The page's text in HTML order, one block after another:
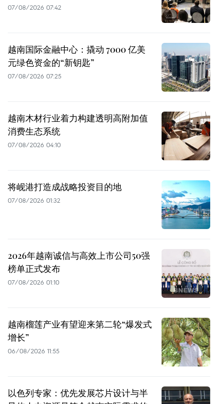
07/08/2026 07:42
越南国际金融中心：撬动 7000 亿美
元绿色资金的“新钥匙”
07/08/2026 07:25
越南木材行业着力构建透明高附加值
消费生态系统
07/08/2026 04:10
将岘港打造成战略投资目的地
07/08/2026 01:32
2026年越南诚信与高效上市公司50强
榜单正式发布
07/08/2026 01:10
越南榴莲产业有望迎来第二轮“爆发式
增长”
06/08/2026 11:55
以色列专家：优先发展芯片设计与半